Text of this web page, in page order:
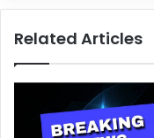
Related Articles